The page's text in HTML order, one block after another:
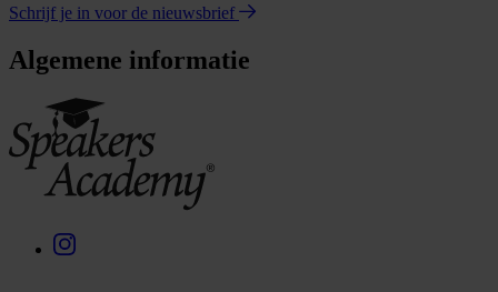
Schrijf je in voor de nieuwsbrief
Algemene informatie